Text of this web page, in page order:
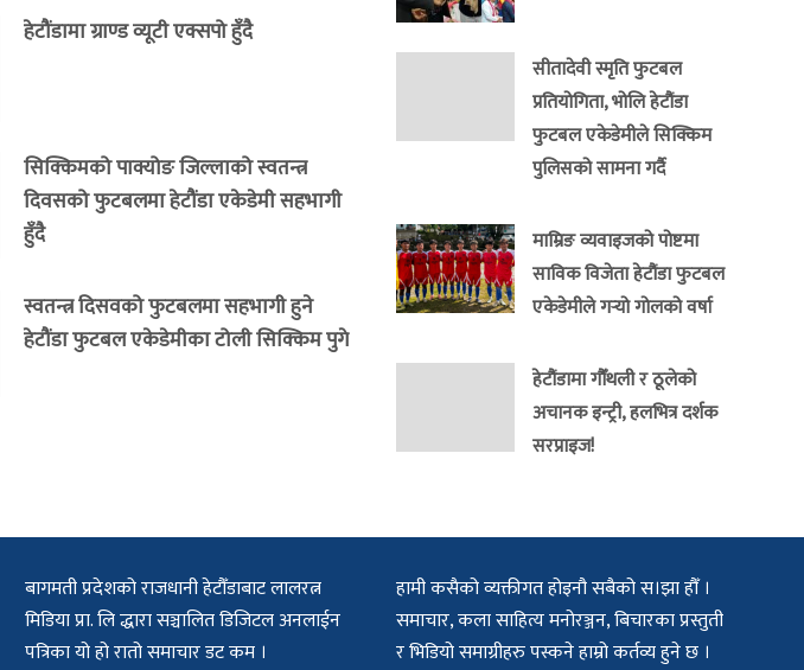
हेटौंडामा ग्राण्ड व्यूटी एक्सपो हुँदै
सिक्किमको पाक्योङ जिल्लाको स्वतन्त्र
दिवसको फुटबलमा हेटौंडा एकेडेमी सहभागी
हुँदै
स्वतन्त्र दिसवको फुटबलमा सहभागी हुने
हेटौंडा फुटबल एकेडेमीका टोली सिक्किम पुगे
सीतादेवी स्मृति फुटबल
प्रतियोगिता, भोलि हेटौंडा
फुटबल एकेडेमीले सिक्किम
पुलिसको सामना गर्दै
माम्रिङ व्यवाइजको पोष्टमा
साविक विजेता हेटौंडा फुटबल
एकेडेमीले गर्‍यो गोलको वर्षा
हेटौंडामा गौँथली र ठूलेको
अचानक इन्ट्री, हलभित्र दर्शक
सरप्राइज!
बागमती प्रदेशको राजधानी हेटौँडाबाट लालरत्न
मिडिया प्रा. लि द्धारा सञ्चालित डिजिटल अनलाईन
पत्रिका यो हो रातो समाचार डट कम ।
हामी कसैको व्यक्तीगत होइनौ सबैको स।झा हौँ ।
समाचार, कला साहित्य मनोरञ्जन, बिचारका प्रस्तुती
र भिडियो समाग्रीहरु पस्कने हाम्रो कर्तव्य हुने छ ।